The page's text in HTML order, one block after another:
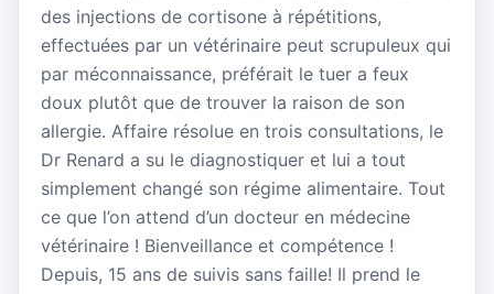
des injections de cortisone à répétitions,
effectuées par un vétérinaire peut scrupuleux qui
par méconnaissance, préférait le tuer a feux
doux plutôt que de trouver la raison de son
allergie. Affaire résolue en trois consultations, le
Dr Renard a su le diagnostiquer et lui a tout
simplement changé son régime alimentaire. Tout
ce que l’on attend d’un docteur en médecine
vétérinaire ! Bienveillance et compétence !
Depuis, 15 ans de suivis sans faille! Il prend le